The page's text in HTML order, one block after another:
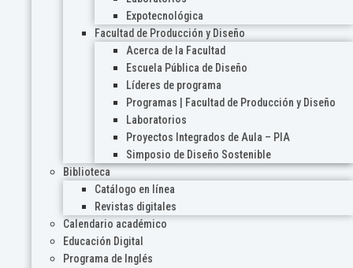
Expotecnológica
Facultad de Producción y Diseño
Acerca de la Facultad
Escuela Pública de Diseño
Líderes de programa
Programas | Facultad de Producción y Diseño
Laboratorios
Proyectos Integrados de Aula – PIA
Simposio de Diseño Sostenible
Biblioteca
Catálogo en línea
Revistas digitales
Calendario académico
Educación Digital
Programa de Inglés